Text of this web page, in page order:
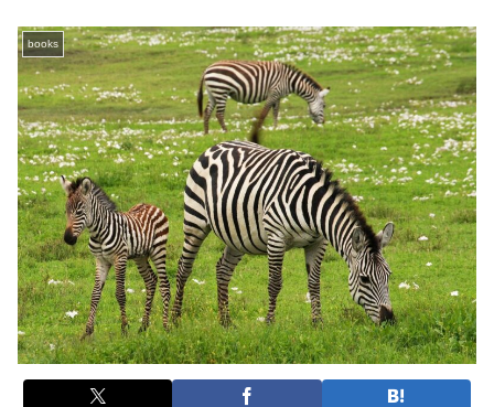
books